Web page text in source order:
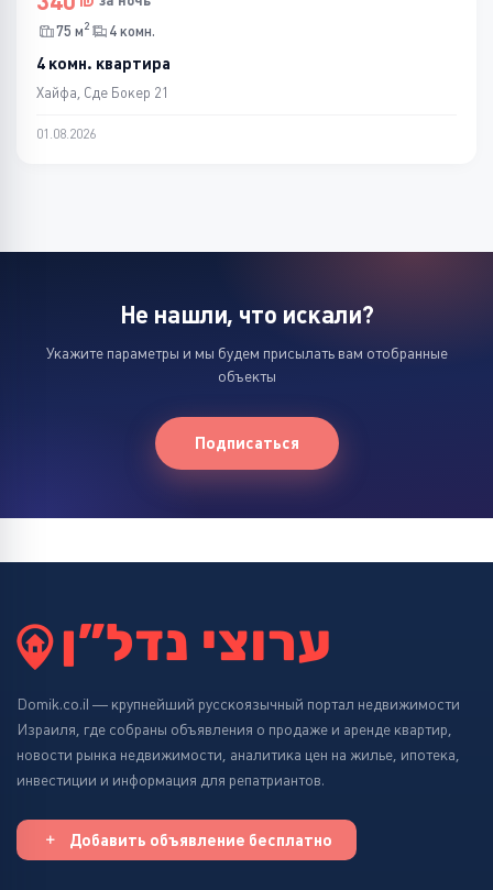
75 м2 4 комн.
4 комн. квартира
Хайфа, Сде Бокер 21
01.08.2026
Не нашли, что искали?
Укажите параметры и мы будем присылать вам отобранные
объекты
Подписаться
Domik.co.il — крупнейший русскоязычный портал недвижимости
Израиля, где собраны объявления о продаже и аренде квартир,
новости рынка недвижимости, аналитика цен на жилье, ипотека,
инвестиции и информация для репатриантов.
Добавить объявление бесплатно